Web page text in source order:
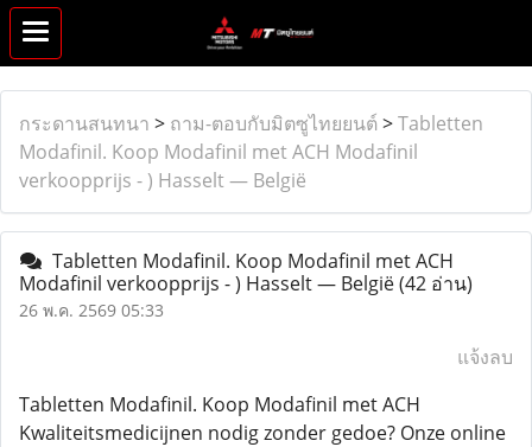
กระดานสนทนา > ถาม-ตอบกับมิตซูไทยยนต์ >Tabletten
Modafinil. Koop Modafinil met ACH Modafinil
verkoopprijs - ) Hasselt — België
Tabletten Modafinil. Koop Modafinil met ACH
Modafinil verkoopprijs - ) Hasselt — België(42 อ่าน)
26 พ.ค. 2569 05:33
แจ้งลบ
Tabletten Modafinil. Koop Modafinil met ACH
Kwaliteitsmedicijnen nodig zonder gedoe? Onze online